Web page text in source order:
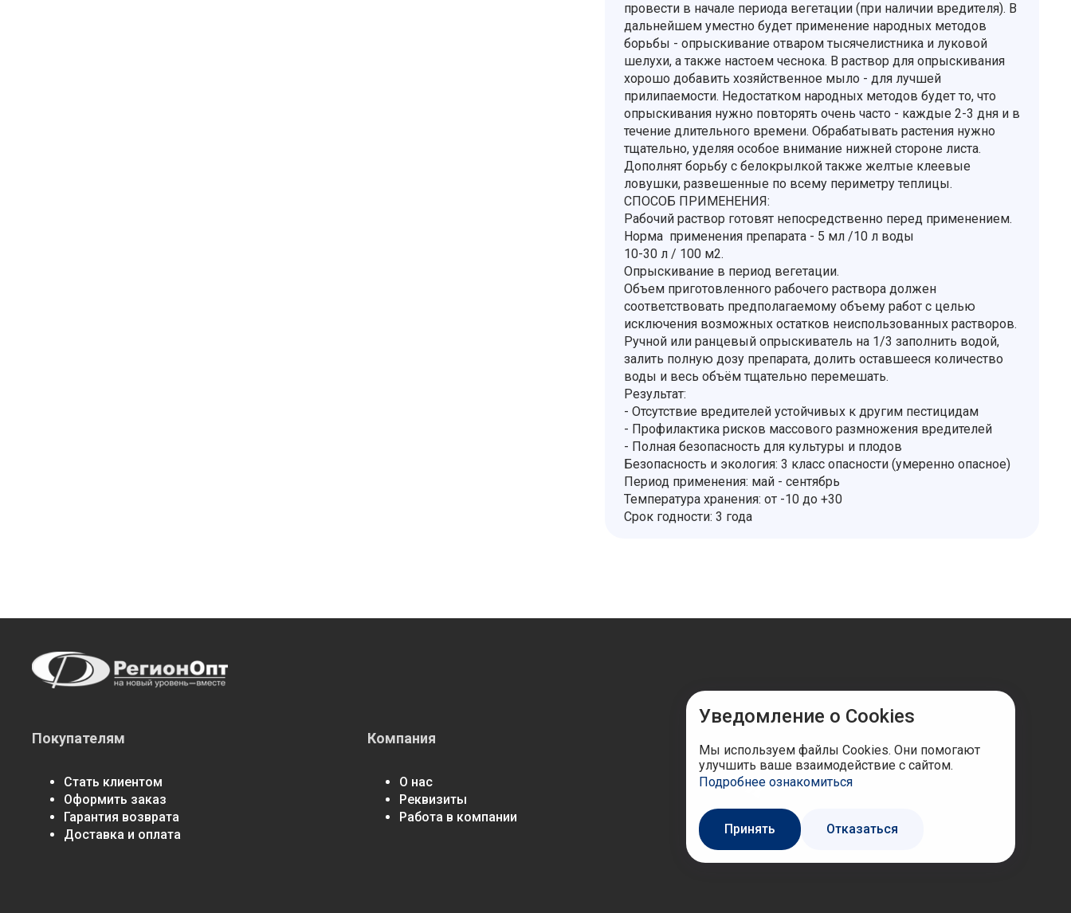
провести в начале периода вегетации (при наличии вредителя). В
дальнейшем уместно будет применение народных методов
борьбы - опрыскивание отваром тысячелистника и луковой
шелухи, а также настоем чеснока. В раствор для опрыскивания
хорошо добавить хозяйственное мыло - для лучшей
прилипаемости. Недостатком народных методов будет то, что
опрыскивания нужно повторять очень часто - каждые 2-3 дня и в
течение длительного времени. Обрабатывать растения нужно
тщательно, уделяя особое внимание нижней стороне листа.
Дополнят борьбу с белокрылкой также желтые клеевые
ловушки, развешенные по всему периметру теплицы.
СПОСОБ ПРИМЕНЕНИЯ:
Рабочий раствор готовят непосредственно перед применением.
Норма применения препарата - 5 мл /10 л воды
10-30 л / 100 м2.
Опрыскивание в период вегетации.
Объем приготовленного рабочего раствора должен
соответствовать предполагаемому объему работ с целью
исключения возможных остатков неиспользованных растворов.
Ручной или ранцевый опрыскиватель на 1/3 заполнить водой,
залить полную дозу препарата, долить оставшееся количество
воды и весь объём тщательно перемешать.
Результат:
- Отсутствие вредителей устойчивых к другим пестицидам
- Профилактика рисков массового размножения вредителей
- Полная безопасность для культуры и плодов
Безопасность и экология: 3 класс опасности (умеренно опасное)
Период применения: май - сентябрь
Температура хранения: от -10 до +30
Срок годности: 3 года
Покупателям
Стать клиентом
Оформить заказ
Гарантия возврата
Доставка и оплата
Компания
О нас
Реквизиты
Работа в компании
Уведомление о Cookies
Мы используем файлы Cookies. Они помогают
улучшить ваше взаимодействие с сайтом.
Подробнее ознакомиться
Принять Отказаться